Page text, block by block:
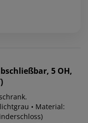
5 OH,
• Material: